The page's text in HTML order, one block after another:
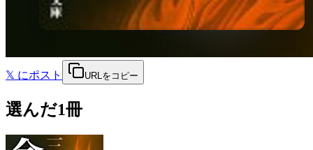
𝕏 にポスト URLをコピー
選んだ1冊